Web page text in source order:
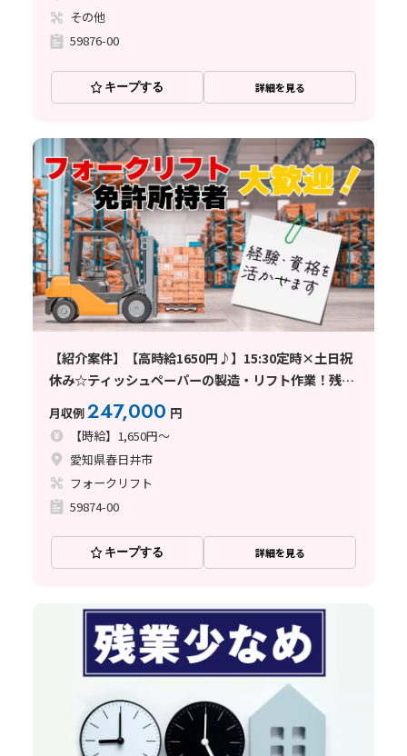
その他
59876-00
キープする 詳細を見る
【紹介案件】【高時給1650円♪】15:30定時×土日祝
休み☆ティッシュペーパーの製造・リフト作業！残業
ほぼなし◎
月収例247,000 円
【時給】1,650円～
愛知県春日井市
フォークリフト
59874-00
キープする 詳細を見る